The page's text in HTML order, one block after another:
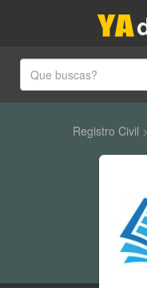
Registro Civil >